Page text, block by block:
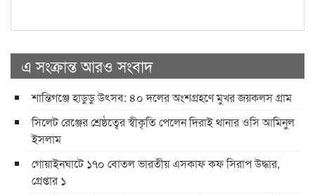
এ সংক্রান্ত আরও সংবাদ
শান্তিগঞ্জে হাডুডু উৎসব: ৪০ দলের অংশগ্রহণে মুখর জয়কলস গ্রাম
সিলেট রেঞ্জের শ্রেষ্ঠত্বের স্বীকৃতি পেলেন দিরাই থানার ওসি আমিনুল
ইসলাম
গোয়াইনঘাটে ১৭০ বোতল ভারতীয় এসকাফ কফ সিরাপ উদ্ধার,
গ্রেপ্তার ১